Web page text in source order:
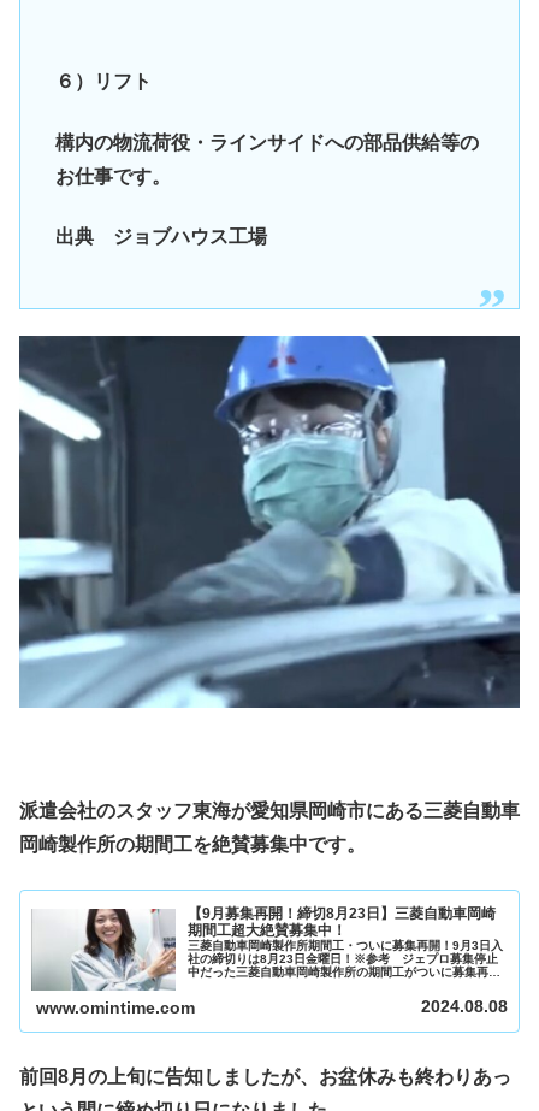
６）リフト
構内の物流荷役・ラインサイドへの部品供給等の
お仕事です。
出典 ジョブハウス工場
派遣会社のスタッフ東海が愛知県岡崎市にある三菱自動車
岡崎製作所の期間工を絶賛募集中です。
【9月募集再開！締切8月23日】三菱自動車岡崎
期間工超大絶賛募集中！
三菱自動車岡崎製作所期間工・ついに募集再開！9月3日入
社の締切りは8月23日金曜日！※参考 ジェプロ募集停止
中だった三菱自動車岡崎製作所の期間工がついに募集再開
www.omintime.com 2024.08.08
前回8月の上旬に告知しましたが、お盆休みも終わりあっ